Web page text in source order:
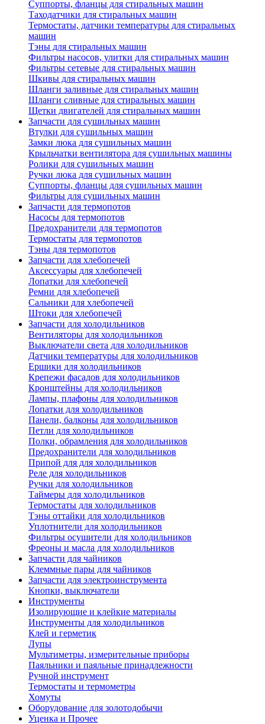
Суппорты, фланцы для стиральных машин
Таходатчики для стиральных машин
Термостаты, датчики температуры для стиральных
машин
Тэны для стиральных машин
Фильтры насосов, улитки для стиральных машин
Фильтры сетевые для стиральных машин
Шкивы для стиральных машин
Шланги заливные для стиральных машин
Шланги сливные для стиральных машин
Щетки двигателей для стиральных машин
Запчасти для сушильных машин
Втулки для сушильных машин
Замки люка для сушильных машин
Крыльчатки вентилятора для сушильных машины
Ролики для сушильных машин
Ручки люка для сушильных машин
Суппорты, фланцы для сушильных машин
Фильтры для сушильных машин
Запчасти для термопотов
Насосы для термопотов
Предохранители для термопотов
Термостаты для термопотов
Тэны для термопотов
Запчасти для хлебопечей
Аксессуары для хлебопечей
Лопатки для хлебопечей
Ремни для хлебопечей
Сальники для хлебопечей
Штоки для хлебопечей
Запчасти для холодильников
Вентиляторы для холодильников
Выключатели света для холодильников
Датчики температуры для холодильников
Ершики для холодильников
Крепежи фасадов для холодильников
Кронштейны для холодильников
Лампы, плафоны для холодильников
Лопатки для холодильников
Панели, балконы для холодильников
Петли для холодильников
Полки, обрамления для холодильников
Предохранители для холодильников
Припой для для холодильников
Реле для холодильников
Ручки для холодильников
Таймеры для холодильников
Термостаты для холодильников
Тэны оттайки для холодильников
Уплотнители для холодильников
Фильтры осушители для холодильников
Фреоны и масла для холодильников
Запчасти для чайников
Клеммные пары для чайников
Запчасти для электроинструмента
Кнопки, выключатели
Инструменты
Изолирующие и клейкие материалы
Инструменты для холодильников
Клей и герметик
Лупы
Мультиметры, измерительные приборы
Паяльники и паяльные принадлежности
Ручной инструмент
Термостаты и термометры
Хомуты
Оборудование для золотодобычи
Уценка и Прочее